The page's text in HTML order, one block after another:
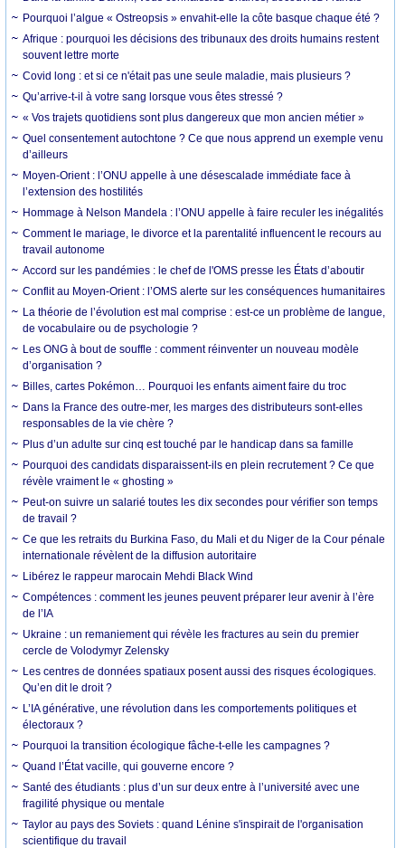
Pourquoi l’algue « Ostreopsis » envahit-elle la côte basque chaque été ?
Afrique : pourquoi les décisions des tribunaux des droits humains restent
souvent lettre morte
Covid long : et si ce n'était pas une seule maladie, mais plusieurs ?
Qu’arrive-t-il à votre sang lorsque vous êtes stressé ?
« Vos trajets quotidiens sont plus dangereux que mon ancien métier »
Quel consentement autochtone ? Ce que nous apprend un exemple venu
d’ailleurs
Moyen-Orient : l’ONU appelle à une désescalade immédiate face à
l’extension des hostilités
Hommage à Nelson Mandela : l’ONU appelle à faire reculer les inégalités
Comment le mariage, le divorce et la parentalité influencent le recours au
travail autonome
Accord sur les pandémies : le chef de l'OMS presse les États d’aboutir
Conflit au Moyen-Orient : l’OMS alerte sur les conséquences humanitaires
La théorie de l’évolution est mal comprise : est-ce un problème de langue,
de vocabulaire ou de psychologie ?
Les ONG à bout de souffle : comment réinventer un nouveau modèle
d’organisation ?
Billes, cartes Pokémon… Pourquoi les enfants aiment faire du troc
Dans la France des outre-mer, les marges des distributeurs sont-elles
responsables de la vie chère ?
Plus d’un adulte sur cinq est touché par le handicap dans sa famille
Pourquoi des candidats disparaissent-ils en plein recrutement ? Ce que
révèle vraiment le « ghosting »
Peut-on suivre un salarié toutes les dix secondes pour vérifier son temps
de travail ?
Ce que les retraits du Burkina Faso, du Mali et du Niger de la Cour pénale
internationale révèlent de la diffusion autoritaire
Libérez le rappeur marocain Mehdi Black Wind
Compétences : comment les jeunes peuvent préparer leur avenir à l’ère
de l’IA
Ukraine : un remaniement qui révèle les fractures au sein du premier
cercle de Volodymyr Zelensky
Les centres de données spatiaux posent aussi des risques écologiques.
Qu’en dit le droit ?
L’IA générative, une révolution dans les comportements politiques et
électoraux ?
Pourquoi la transition écologique fâche-t-elle les campagnes ?
Quand l’État vacille, qui gouverne encore ?
Santé des étudiants : plus d’un sur deux entre à l’université avec une
fragilité physique ou mentale
Taylor au pays des Soviets : quand Lénine s'inspirait de l'organisation
scientifique du travail